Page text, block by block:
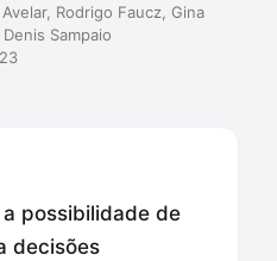
Rodrigo Faucz, Gina
Sampaio
possibilidade de
decisões